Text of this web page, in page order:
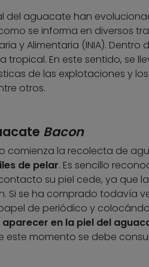
del aguacate han
se informa en diversos
y Alimentaria (INIA). Dentro
tropical. En este sentido, se
de las explotaciones y
otros.
Bacon
comienza la recolecta de
de pelar. Es sencillo
su piel cede, ya que
Si se ha comprado todavía
de periódico y
en la piel del
este momento se debe